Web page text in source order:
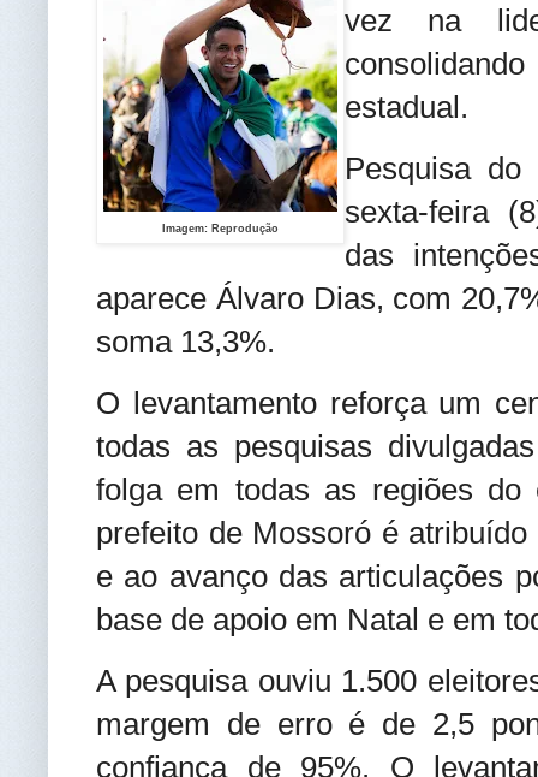
Imagem: Reprodução
vez na
estadual.
Pesquisa do
sexta-feira
das
aparece Álvaro Dias, com
soma 13,3%.
O levantamento reforça um
todas as pesquisas
folga em todas as regiões do
prefeito de Mossoró é
e ao avanço das articulações
base de apoio em Natal e em
A pesquisa ouviu 1.500
margem de erro é de 2,5
confiança de 95%. O